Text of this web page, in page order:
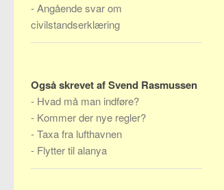
-Angående svar om
civilstandserklæring
Også skrevet af Svend Rasmussen
- Hvad må man indføre?
- Kommer der nye regler?
-Taxa fra lufthavnen
- Flytter til alanya